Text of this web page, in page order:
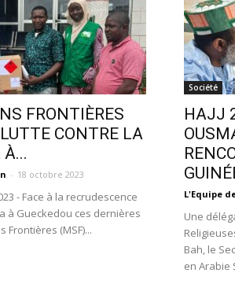
FRONTIÈRES
CONTRE LA
- 18 octobre 2023
- Face à la recrudescence
à Gueckedou ces dernières
Frontières (MSF)...
Société
HAJJ
L'Equipe
Une
Bah, le
en Arabie